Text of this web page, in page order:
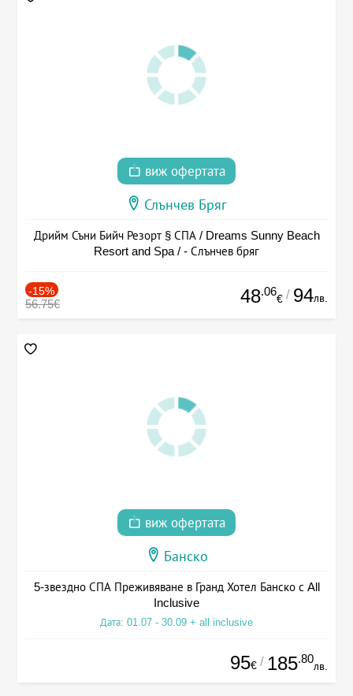
виж офертата
Слънчев Бряг
Дрийм Съни Бийч Резорт § СПА / Dreams Sunny Beach
Resort and Spa / - Слънчев бряг
-15%
56.75€ 48.06
€ / 94лв.
виж офертата
Банско
5-звездно СПА Преживяване в Гранд Хотел Банско с All
Inclusive
Дата: 01.07 - 30.09 + all inclusive
95€ / 185.80
лв.